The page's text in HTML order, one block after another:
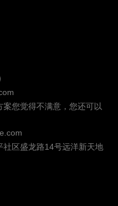
您觉得不满意，您还可以
社区盛龙路14号远洋新天地